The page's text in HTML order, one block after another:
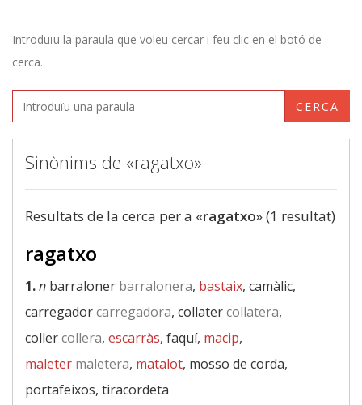
Introduïu la paraula que voleu cercar i feu clic en el botó de
cerca.
CERCA
Sinònims de «ragatxo»
Resultats de la cerca per a «ragatxo» (1 resultat)
ragatxo
1.n barraloner barralonera, bastaix, camàlic,
carregadorcarregadora, collatercollatera,
collercollera, escarràs, faquí, macip,
maleter maletera, matalot, mosso de corda,
portafeixos, tiracordeta